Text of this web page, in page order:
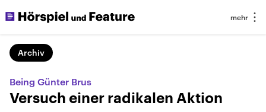
Archiv
Being Günter Brus
Versuch einer radikalen Aktion